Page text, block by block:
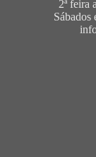
2ª feira
Sábados